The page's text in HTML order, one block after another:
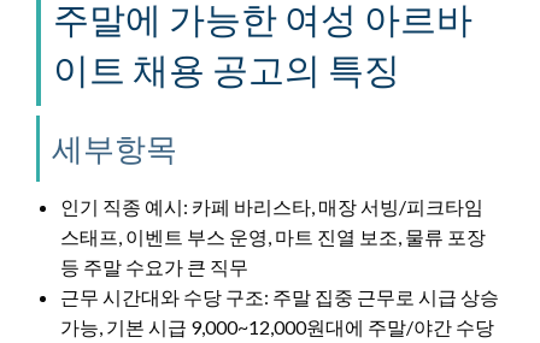
주말에 가능한 여성 아르바
이트 채용 공고의 특징
세부항목
인기 직종 예시: 카페 바리스타, 매장 서빙/피크타임
스태프, 이벤트 부스 운영, 마트 진열 보조, 물류 포장
등 주말 수요가 큰 직무
근무 시간대와 수당 구조: 주말 집중 근무로 시급 상승
가능, 기본 시급 9,000~12,000원대에 주말/야간 수당